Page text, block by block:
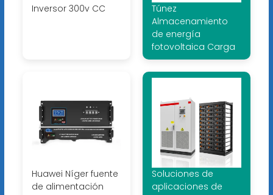
Inversor 300v CC
Túnez
Almacenamiento
de energía
fotovoltaica Carga
Huawei Níger fuente
de alimentación
Soluciones de
aplicaciones de